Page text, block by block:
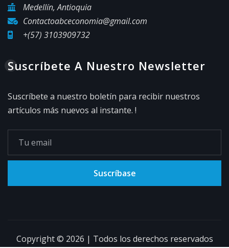
Medellín, Antioquia
Contactoabceconomia@gmail.com
+(57) 3103909732
Suscríbete A Nuestro Newsletter
Suscríbete a nuestro boletín para recibir nuestros
artículos más nuevos al instante. !
Suscríbase
Copyright © 2026 | Todos los derechos reservados